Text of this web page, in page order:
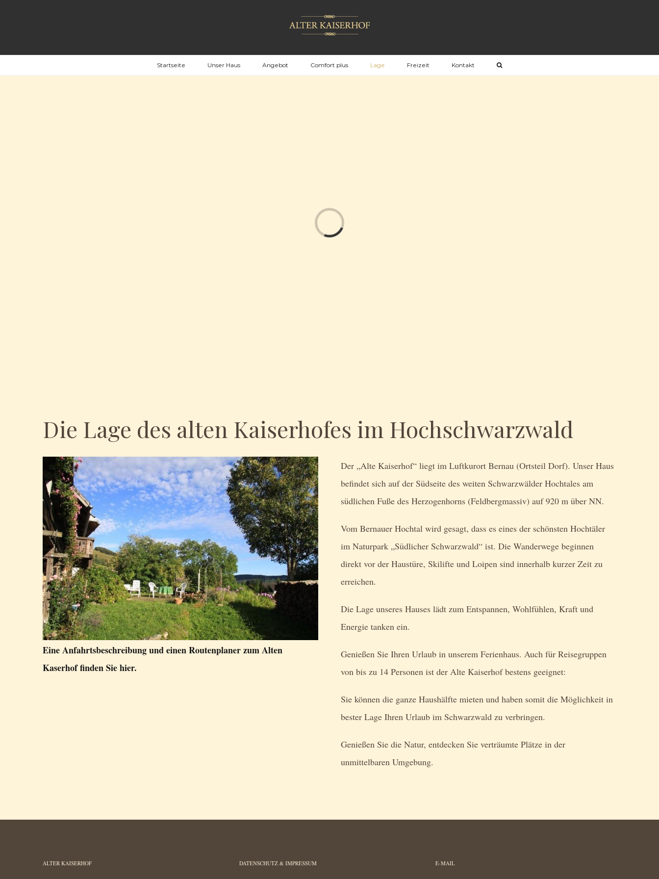
Startseite Unser Haus Angebot Comfort plus Lage Freizeit Kontakt
Loading...
Die Lage des alten Kaiserhofes im Hochschwarzwald
Eine Anfahrtsbeschreibung und einen Routenplaner zum Alten
Kaserhof finden Sie hier.
Der „Alte Kaiserhof“ liegt im Luftkurort Bernau (Ortsteil Dorf). Unser Haus
befindet sich auf der Südseite des weiten Schwarzwälder Hochtales am
südlichen Fuße des Herzogenhorns (Feldbergmassiv) auf 920 m über NN.
Vom Bernauer Hochtal wird gesagt, dass es eines der schönsten Hochtäler
im Naturpark „Südlicher Schwarzwald“ ist. Die Wanderwege beginnen
direkt vor der Haustüre, Skilifte und Loipen sind innerhalb kurzer Zeit zu
erreichen.
Die Lage unseres Hauses lädt zum Entspannen, Wohlfühlen, Kraft und
Energie tanken ein.
Genießen Sie Ihren Urlaub in unserem Ferienhaus. Auch für Reisegruppen
von bis zu 14 Personen ist der Alte Kaiserhof bestens geeignet:
Sie können die ganze Haushälfte mieten und haben somit die Möglichkeit in
bester Lage Ihren Urlaub im Schwarzwald zu verbringen.
Genießen Sie die Natur, entdecken Sie verträumte Plätze in der
unmittelbaren Umgebung.
ALTER KAISERHOF DATENSCHUTZ & IMPRESSUM E-MAIL